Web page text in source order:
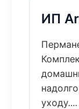
ИП
уходу....